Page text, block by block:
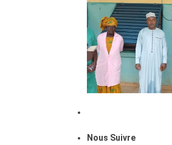
Nous Suivre